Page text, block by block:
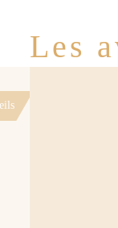
Les